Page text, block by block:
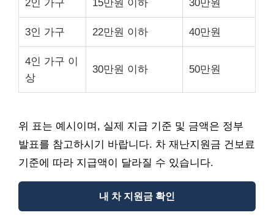
2인 가구 15만원 이하 30만원
3인 가구 22만원 이하 40만원
4인 가구 이
상
30만원 이하 50만원
위 표는 예시이며, 실제 지급 기준 및 금액은 정부
발표를 참고하시기 바랍니다. 차 재난지원금 건보료
기준에 따라 지급액이 달라질 수 있습니다.
내 차 지원금 확인